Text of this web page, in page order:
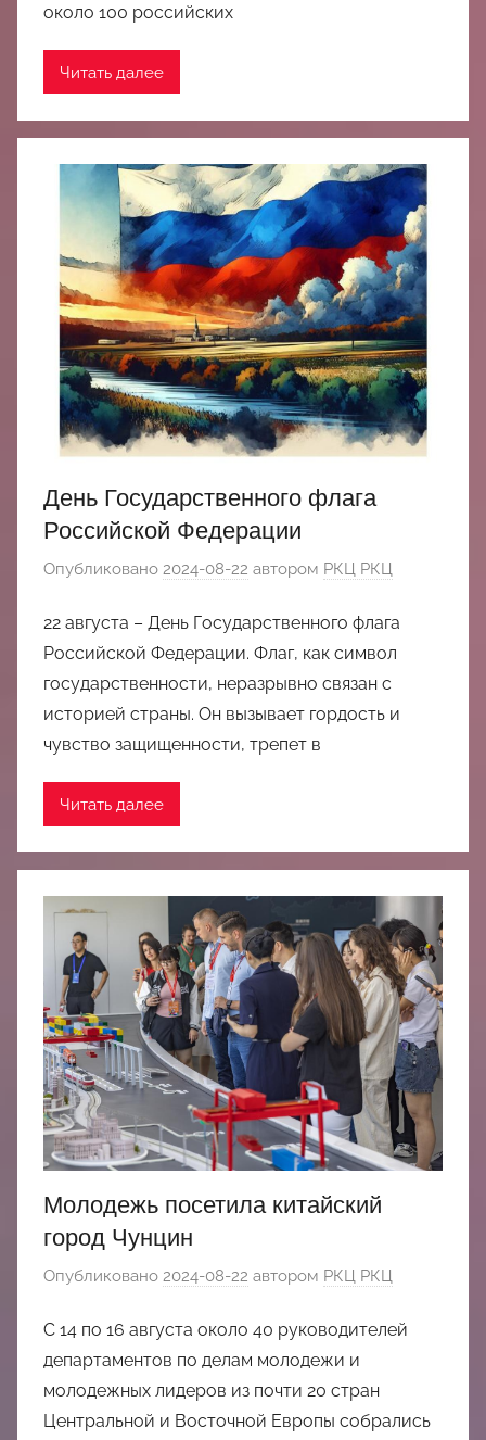
около 100 российских
Читать далее
День Государственного флага
Российской Федерации
Опубликовано 2024-08-22 автором РКЦ РКЦ
22 августа – День Государственного флага
Российской Федерации. Флаг, как символ
государственности, неразрывно связан с
историей страны. Он вызывает гордость и
чувство защищенности, трепет в
Читать далее
Молодежь посетила китайский
город Чунцин
Опубликовано 2024-08-22 автором РКЦ РКЦ
С 14 по 16 августа около 40 руководителей
департаментов по делам молодежи и
молодежных лидеров из почти 20 стран
Центральной и Восточной Европы собрались